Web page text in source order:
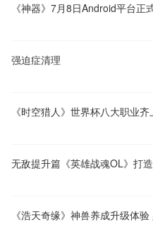
《神器》7月8日Android平台正
强迫症清理
《时空猎人》世界杯八大职业齐
《浩天奇缘》神兽养成升级体验